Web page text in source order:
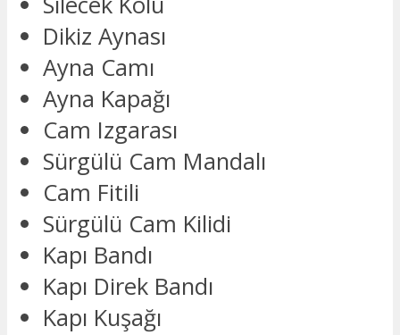
Dikiz Aynası
Ayna Camı
Ayna Kapağı
Cam Izgarası
Sürgülü Cam Mandalı
Cam Fitili
Sürgülü Cam Kilidi
Kapı Bandı
Kapı Direk Bandı
Kapı Kuşağı